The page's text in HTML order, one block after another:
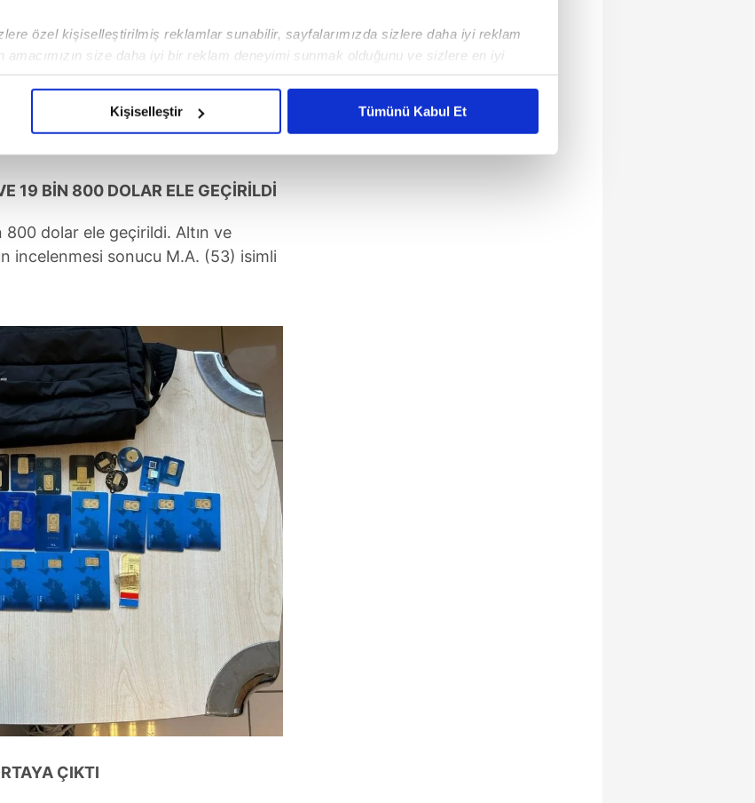
özel kişiselleştirilmiş reklamlar sunabilir, sayfalarımızda sizlere daha iyi reklam
size daha iyi bir reklam deneyimi sunmak olduğunu ve sizlere en iyi
çabayı gösterdiğimizi ve bu noktada, reklamların maliyetlerimizi karşılamak
İnternet Sitemizde kendimize ve üçüncü kişilere ait çerezler kullanılmaktadır. Bu
işlenmekte olup gerekli olan çerezler bilgi toplumu hizmetlerinin sunulması
sitemizin daha işlevsel kılınması ve kişiselleştirilmesi ve sizlere yönelik
amaçlarıyla sınırlı olarak açık rızanız dahilinde kullanılacaktır.
alan panel vasıtasıyla belirleyebilirsiniz. Çerezlere ilişkin detaylı bilgi için Ayarlar
Kanunu uyarınca hazırlanmış Aydınlatma Metnimizi okumak ve sitemizde ilgili
ilgili bilgi almak için lütfentıklayınız
Kişiselleştir Tümünü Kabul Et
19 BİN 800 DOLAR ELE GEÇİRİLDİ
800 dolar ele geçirildi. Altın ve
incelenmesi sonucu M.A. (53) isimli
ÇIKTI